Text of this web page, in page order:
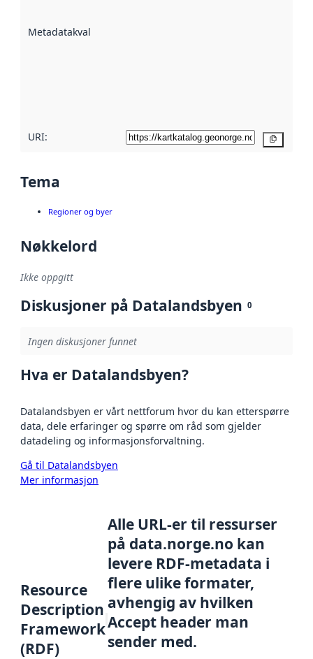
Metadatakvalitet
URI:
Tema
Regioner og byer
Nøkkelord
Ikke oppgitt
Diskusjoner på Datalandsbyen 0
Ingen diskusjoner funnet
Hva er Datalandsbyen?
Datalandsbyen er vårt nettforum hvor du kan etterspørre
data, dele erfaringer og spørre om råd som gjelder
datadeling og informasjonsforvaltning.
Gå til Datalandsbyen
Mer informasjon
Resource
Description
Framework
(RDF)
Alle URL-er til ressurser
på data.norge.no kan
levere RDF-metadata i
flere ulike formater,
avhengig av hvilken
Accept header man
sender med.